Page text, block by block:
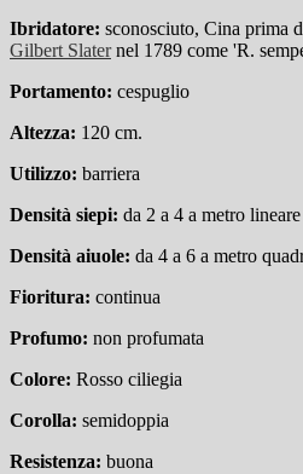
Ibridatore: sconosciuto, Cina prima
Gilbert Slaternel 1789 come 'R.
Portamento: cespuglio
Altezza: 120 cm.
Utilizzo: barriera
Densità siepi: da 2 a 4 a metro lineare
Densità aiuole: da 4 a 6 a metro
Fioritura: continua
Profumo: non profumata
Colore: Rosso ciliegia
Corolla: semidoppia
Resistenza: buona